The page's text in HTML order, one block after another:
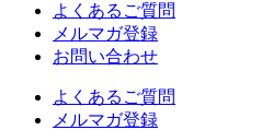
よくあるご質問
メルマガ登録
お問い合わせ
よくあるご質問
メルマガ登録